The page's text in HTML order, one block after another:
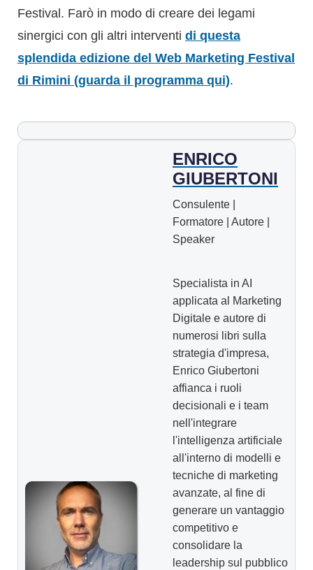
Festival. Farò in modo di creare dei legami
sinergici con gli altri interventi di questa
splendida edizione del Web Marketing Festival
di Rimini (guarda il programma qui).
ENRICO
GIUBERTONI
Consulente |
Formatore | Autore |
Speaker
Specialista in AI
applicata al Marketing
Digitale e autore di
numerosi libri sulla
strategia d'impresa,
Enrico Giubertoni
affianca i ruoli
decisionali e i team
nell'integrare
l'intelligenza artificiale
all'interno di modelli e
tecniche di marketing
avanzate, al fine di
generare un vantaggio
competitivo e
consolidare la
leadership sul pubblico